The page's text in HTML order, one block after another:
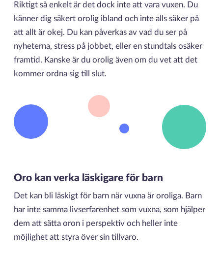
Riktigt så enkelt är det dock inte att vara vuxen. Du
känner dig säkert orolig ibland och inte alls säker på
att allt är okej. Du kan påverkas av vad du ser på
nyheterna, stress på jobbet, eller en stundtals osäker
framtid. Kanske är du orolig även om du vet att det
kommer ordna sig till slut.
Oro kan verka läskigare för barn
Det kan bli läskigt för barn när vuxna är oroliga. Barn
har inte samma livserfarenhet som vuxna, som hjälper
dem att sätta oron i perspektiv och heller inte
möjlighet att styra över sin tillvaro.